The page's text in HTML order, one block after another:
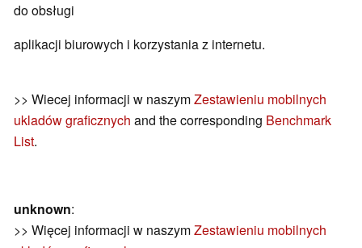
do obsługi
aplikacji biurowych i korzystania z internetu.
>> Wiecej informacji w naszymZestawieniu mobilnych
ukladów graficznych and the corresponding Benchmark
List.
unknown:
>> Więcej informacji w naszymZestawieniu mobilnych